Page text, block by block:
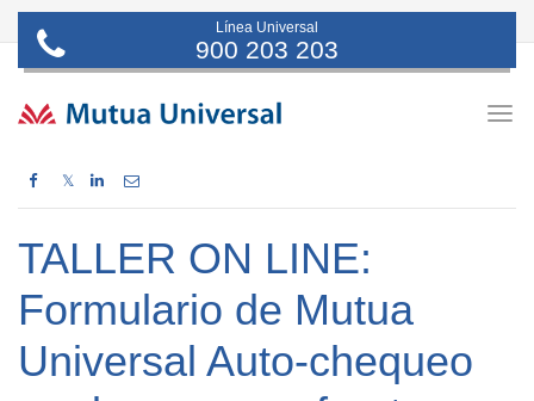
Línea Universal
900 203 203
𝕏
TALLER ON LINE:
Formulario de Mutua
Universal Auto-chequeo